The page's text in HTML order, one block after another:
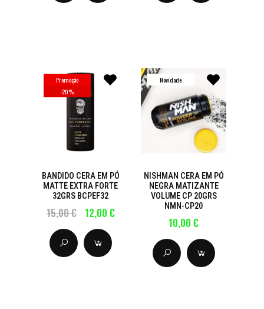
Promoção
-20%
BANDIDO CERA EM PÓ
MATTE EXTRA FORTE
32GRS BCPEF32
15,00 € 12,00 €
Novidade
NISHMAN CERA EM PÓ
NEGRA MATIZANTE
VOLUME CP 20GRS
NMN-CP20
10,00 €